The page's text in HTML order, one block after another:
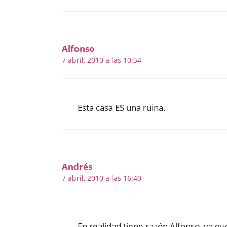
Alfonso
7 abril, 2010 a las 10:54
Esta casa ES una ruina.
Andrés
7 abril, 2010 a las 16:40